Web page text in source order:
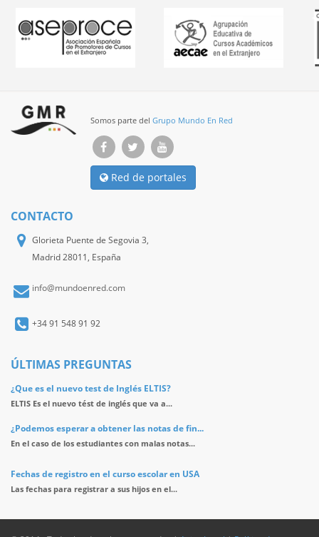
Somos parte del Grupo Mundo En Red
Red de portales
CONTACTO
Glorieta Puente de Segovia 3,
Madrid 28011, España
info@mundoenred.com
+34 91 548 91 92
ÚLTIMAS PREGUNTAS
¿Que es el nuevo test de Inglés ELTIS?
ELTIS Es el nuevo tést de inglés que va a...
¿Podemos esperar a obtener las notas de fin...
En el caso de los estudiantes con malas notas...
Fechas de registro en el curso escolar en USA
Las fechas para registrar a sus hijos en el...